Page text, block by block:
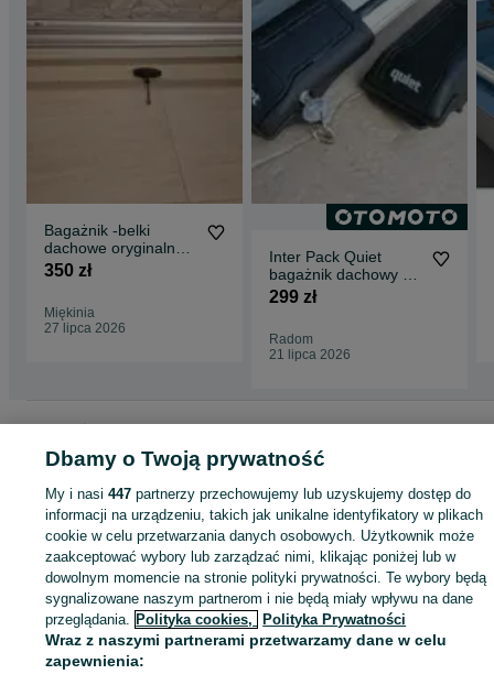
Bagażnik -belki
dachowe oryginalne
Audi OE
350 zł
Miękinia
27 lipca 2026
Inter Pack Quiet
bagażnik dachowy na
relingi alu klucz
299 zł
Radom
21 lipca 2026
Strona główna Motoryzacja
Wyposażenie i akcesoria samochodowe
Bagażniki
Bagażniki - Śląskie Bagażniki - Kozy
KATEGORIA
ID:1035534450 Wyświetlenia:
Kup
Dbamy o Twoją prywatność
My i nasi447 partnerzy przechowujemy lub uzyskujemy dostęp do
informacji na urządzeniu, takich jak unikalne identyfikatory w plikach
cookie w celu przetwarzania danych osobowych. Użytkownik może
zaakceptować wybory lub zarządzać nimi, klikając poniżej lub w
dowolnym momencie na stronie polityki prywatności. Te wybory będą
sygnalizowane naszym partnerom i nie będą miały wpływu na dane
przeglądania. Polityka cookies, Polityka Prywatności
Wraz z naszymi partnerami przetwarzamy dane w celu
zapewnienia: